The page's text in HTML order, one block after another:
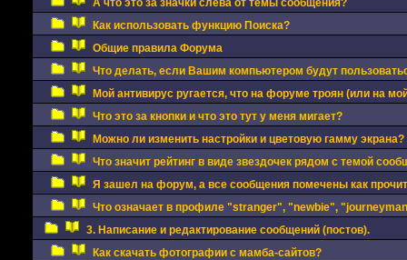
А что это за значки слева от темы сообщения?
Как использовать функцию Поиска?
Общие правила Форума
Что делать, если Вашим компьютером будут
Мой антивирус ругается, что на форуме троян (или на
Что это за кнопки и что это тут у меня мигает?
Можно ли изменить настройки и цветовую гамму экрана?
Что значит рейтинг в виде звездочек рядом с темой
Я зашел на форум, а все сообщения помечены как
Что означает в профиле "stranger", "newbie",
3. Написание и редактирование сообщений (постов).
Как скачать фотографии с мамба-сайтов?